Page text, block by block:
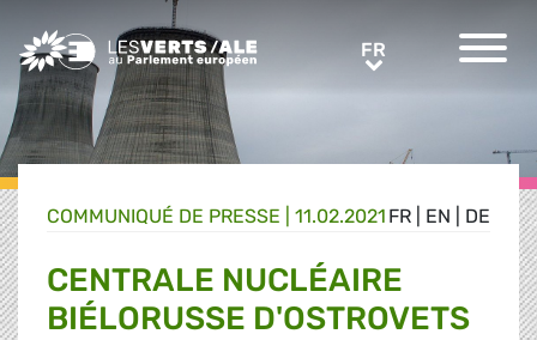
Greens/EFA Home FR
FR EN DE
COMMUNIQUÉ DE PRESSE 11.02.2021
CENTRALE NUCLÉAIRE
BIÉLORUSSE D'OSTROVETS